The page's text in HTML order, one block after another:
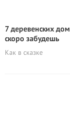
7 деревенских
скоро забудешь
Как в сказке